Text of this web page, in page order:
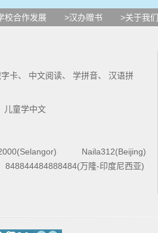
应该多 问问
中火
校合作发展 >汉办赠书 >关于我们
卡、 中文阅读、 学拼音、 汉语拼
儿童学中文
Naila312(Beijing)
848844484888484(万隆-印度尼西亚)